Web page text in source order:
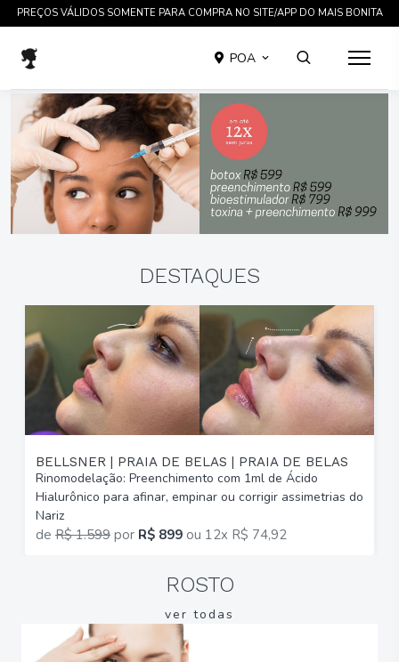
TRATAMENTOS COMPROVADOS CIENTIFICAMENTE EM ATÉ 12 X SEM JUROS
POA
DESTAQUES
BELLSNER | PRAIA DE BELAS | PRAIA DE BELAS
Rinomodelação: Preenchimento com 1ml de Ácido
Hialurônico para afinar, empinar ou corrigir assimetrias do
Nariz
de R$ 1.599 por R$ 899 ou 12x R$ 74,92
ROSTO
ver todas